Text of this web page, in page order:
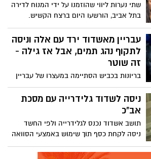
התלונה למשטרה התקבלה על ידי גורמי
שתי נערות ליווי שהוזמנו על ידי המנוח לדירה
בתל אביב, הורשעו היום ברצח הקשיש.
הנאשמות הגיעו מאשדוד לתל אביב במונית
ולאחר ביצוע הרצח, לקיחת כספו של הקשיש
וטשטוש הראיות חזרו בחזרה לאשדוד
והשליכו ראיות נוספות
עבריין מאשדוד ירד עם אלה וניסה
לתקוף נהג תמים, אבל אז גילה -
זה שוטר
בריונות בכביש הסתיימה במעצרו של עבריין
אשדודי, שניסה לתקוף נהג תמים בכביש רק
בגלל שהסתכל עליו, אלה שהנהג התמים
התברר כקצין משטרה בעל הכשרה בקרב
בשל חששו יצא מרשי לכיוון רכבו"
ניסה לשדוד גלידרייה עם מסכת
אב"כ
תושב אשדוד נכנס לגלידרייה ולפי החשד
ניסה לקחת כסף תוך שימוש באמצעי הסוואה
מקורי. הוא נעצר בזכות מצלמת אבטחה, אך
טען: "לא רציתי לשדוד, סתם להבהיל"